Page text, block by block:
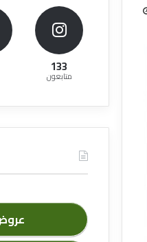
133
متابعون